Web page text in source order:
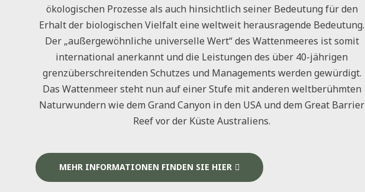
ökologischen Prozesse als auch hinsichtlich seiner Bedeutung für den
Erhalt der biologischen Vielfalt eine weltweit herausragende Bedeutung.
Der „außergewöhnliche universelle Wert“ des Wattenmeeres ist somit
international anerkannt und die Leistungen des über 40-jährigen
grenzüberschreitenden Schutzes und Managements werden gewürdigt.
Das Wattenmeer steht nun auf einer Stufe mit anderen weltberühmten
Naturwundern wie dem Grand Canyon in den USA und dem Great Barrier
Reef vor der Küste Australiens.
MEHR INFORMATIONEN FINDEN SIE HIER